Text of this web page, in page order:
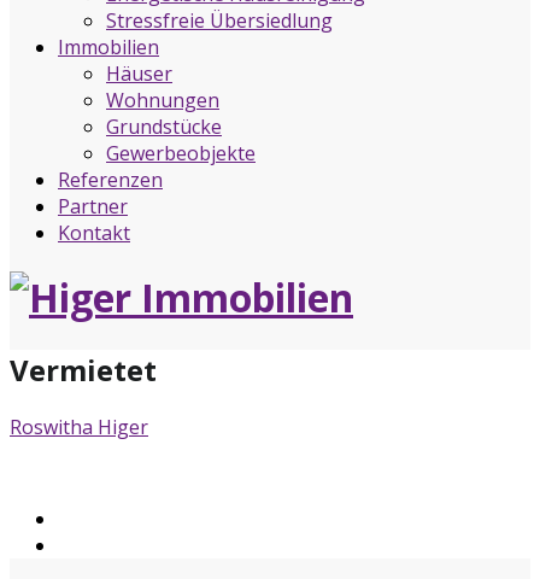
Stressfreie Übersiedlung
Immobilien
Häuser
Wohnungen
Grundstücke
Gewerbeobjekte
Referenzen
Partner
Kontakt
Vermietet
Roswitha Higer